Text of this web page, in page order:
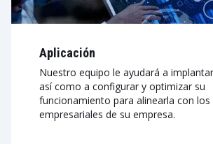
Aplicación
Nuestro equipo le ayudará a
así como a configurar y optimizar su
funcionamiento para alinearla con los
empresariales de su empresa.